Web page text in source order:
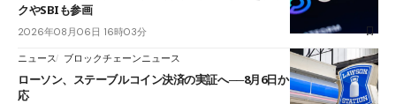
クやSBIも参画
2026年08月06日 16時03分
ニュース ブロックチェーンニュース
ローソン、ステーブルコイン決済の実証へ──8月6日からJPYCやUSDC対
応